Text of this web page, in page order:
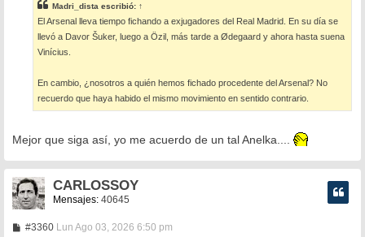
a
j
e
Madri_dista escribió: ↑
El Arsenal lleva tiempo fichando a exjugadores del Real Madrid. En su día se
llevó a Davor Šuker, luego a Özil, más tarde a Ødegaard y ahora hasta suena
Vinícius.
En cambio, ¿nosotros a quién hemos fichado procedente del Arsenal? No
recuerdo que haya habido el mismo movimiento en sentido contrario.
Mejor que siga así, yo me acuerdo de un tal Anelka....
CARLOSSOY
Mensajes: 40645
#3360MLun Ago 03, 2026 6:50 pm